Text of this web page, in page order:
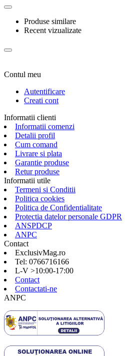
Produse similare
Recent vizualizate
Contul meu
Autentificare
Creati cont
Informatii clienti
Informatii comenzi
Detalii profil
Cum comand
Livrare si plata
Garantie produse
Retur produse
Informatii utile
Termeni si Conditii
Politica cookies
Politica de Confidentialitate
Protectia datelor personale GDPR
ANSPDCP
ANPC
Contact
ExclusivMag.ro
Tel: 0766716166
L-V >10:00-17:00
Contact
Contactati-ne
ANPC